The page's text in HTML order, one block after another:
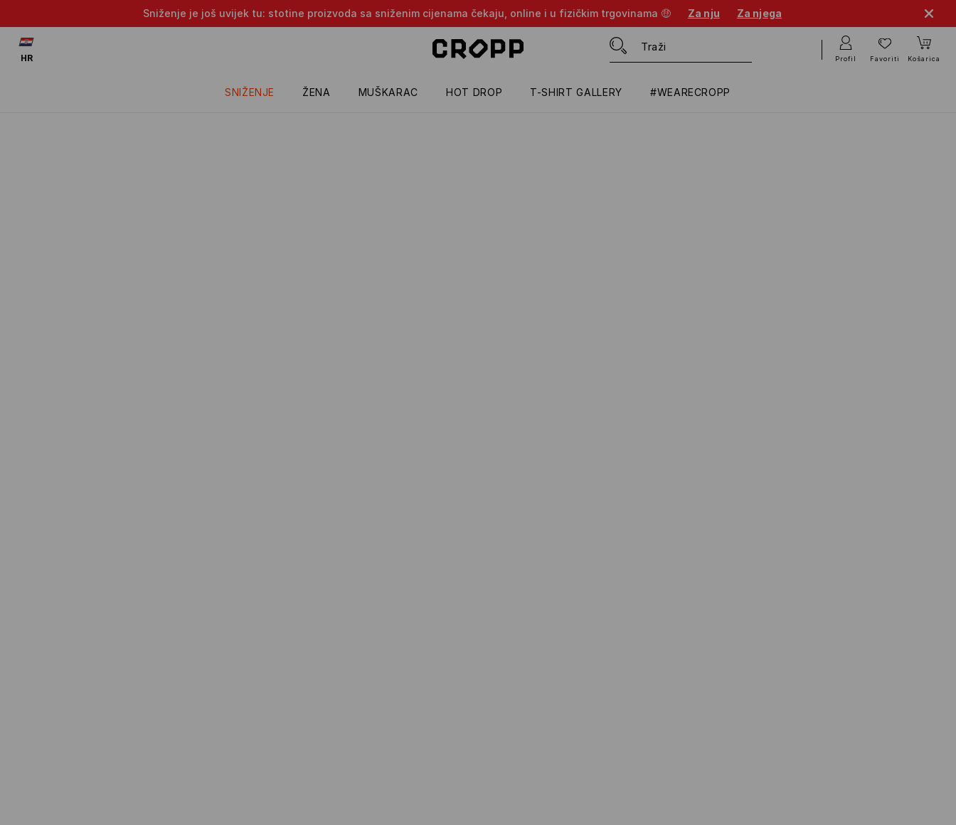
Sniženje je još uvijek tu: stotine proizvoda sa sniženim cijenama čekaju, online i u fizičkim trgovinama 🤑 Za nju Za njega
SNIŽENJE ŽENA MUŠKARAC HOT DROP T-SHIRT GALLERY #WEARECROPP
HR Profil Favoriti Košarica